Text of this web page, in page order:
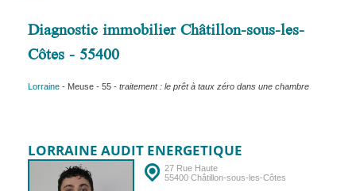
Diagnostic immobilier Châtillon-sous-les-
Côtes - 55400
Lorraine - Meuse - 55 - traitement : le prêt à taux zéro dans une chambre
LORRAINE AUDIT ENERGETIQUE
27 Rue Haute
55400 Châtillon-sous-les-Côtes